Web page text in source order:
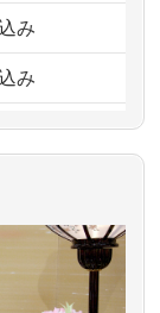
み
み
み
み
み